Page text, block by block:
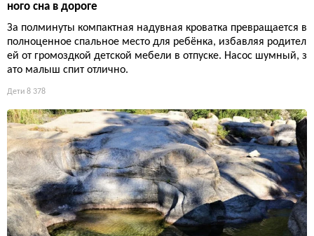
ного сна в дороге
За полминуты компактная надувная кроватка превращается в
полноценное спальное место для ребёнка, избавляя родител
ей от громоздкой детской мебели в отпуске. Насос шумный, з
ато малыш спит отлично.
Дети 8 378